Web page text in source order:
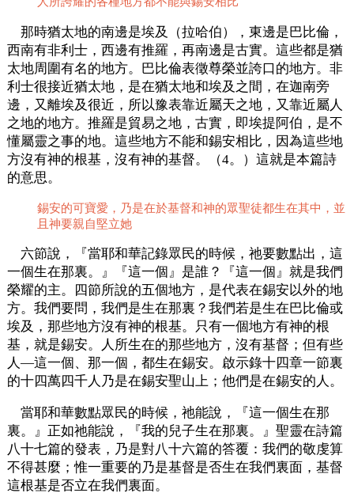
那時猶太地的南邊是埃及（拉哈伯），東邊是巴比倫，
西南有非利士，西邊有推羅，再南邊是古實。這些都是猶
太地周圍有名的地方。巴比倫表徵尊榮並誇口的地方。非
利士很接近猶太地，是在猶太地和埃及之間，在迦南旁
邊，又離埃及很近，所以豫表靠近屬天之地，又靠近屬人
之地的地方。推羅是貿易之地，古實，即埃提阿伯，是不
懂屬靈之事的地。這些地方不能和錫安相比，因為這些地
方沒有神的根基，沒有神的基督。（4。）這就是本篇詩
的意思。
錫安的可寶愛，乃是在於基督和神的眾聖徒都生在其中，並
且神要親自堅立她
六節說，『當耶和華記錄眾民的時候，祂要數點出，這
一個生在那裏。』『這一個』是誰？『這一個』就是我們
榮耀的主。四節所說的五個地方，是代表在錫安以外的地
方。我們要問，我們是生在那裏？我們若是生在巴比倫或
埃及，那些地方沒有神的根基。只有一個地方有神的根
基，就是錫安。人所生在的那些地方，沒有基督；但有些
人—這一個、那一個，都生在錫安。啟示錄十四章一節裏
的十四萬四千人乃是在錫安聖山上；他們是在錫安的人。
當耶和華數點眾民的時候，祂能說，『這一個生在那
裏。』正如祂能說，『我的兒子生在那裏。』聖靈在詩篇
八十七篇的發表，乃是對八十六篇的答覆：我們的敬虔算
不得甚麼；惟一重要的乃是基督是否生在我們裏面，基督
這根基是否立在我們裏面。